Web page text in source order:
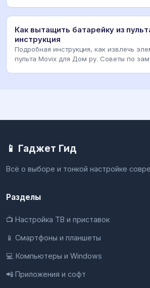
Как вытащить батарейку из
инструкция
Подробная инструкция, как извлечь
пульта Movix для Дом ру. Советы по
📱 Гаджет Гид
Всё о выборе и тонкой настройке
Разделы
📺 Настройка ТВ и приставок
📱 Смартфоны и планшеты
💻 Компьютеры и Windows
📲 Приложения и софт